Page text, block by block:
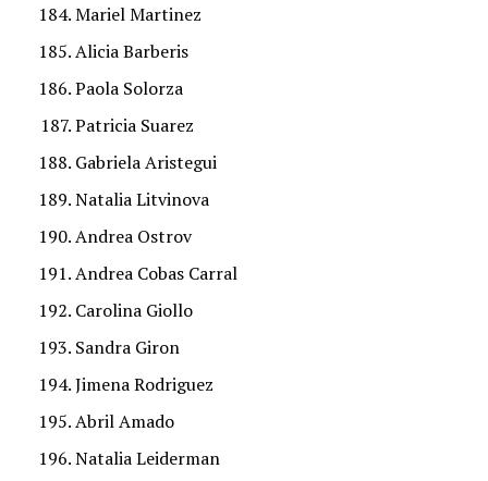
Mariel Martinez
Alicia Barberis
Paola Solorza
Patricia Suarez
Gabriela Aristegui
Natalia Litvinova
Andrea Ostrov
Andrea Cobas Carral
Carolina Giollo
Sandra Giron
Jimena Rodriguez
Abril Amado
Natalia Leiderman